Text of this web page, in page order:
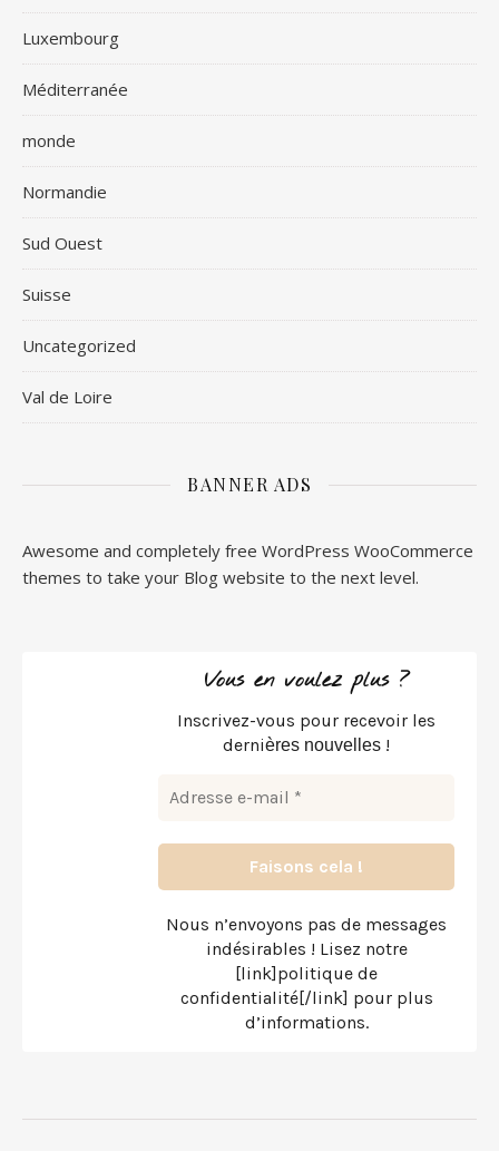
Luxembourg
Méditerranée
monde
Normandie
Sud Ouest
Suisse
Uncategorized
Val de Loire
BANNER ADS
Awesome and completely free WordPress WooCommerce
themes to take your Blog website to the next level.
Vous en voulez plus ?
Inscrivez-vous pour recevoir les
dernières nouvelles !
Nous n’envoyons pas de messages
indésirables ! Lisez notre
[link]politique de
confidentialité[/link] pour plus
d’informations.